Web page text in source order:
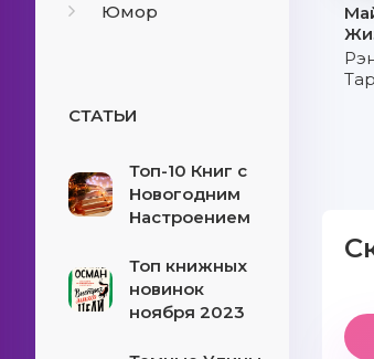
Юмор
СТАТЬИ
Топ-10 Книг с
Новогодним
Настроением
Топ книжных
новинок
ноября 2023